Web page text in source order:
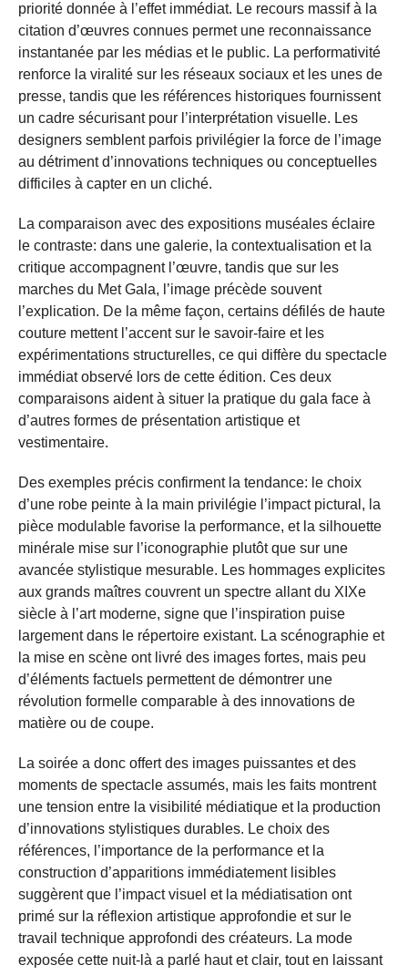
priorité donnée à l’effet immédiat. Le recours massif à la
citation d’œuvres connues permet une reconnaissance
instantanée par les médias et le public. La performativité
renforce la viralité sur les réseaux sociaux et les unes de
presse, tandis que les références historiques fournissent
un cadre sécurisant pour l’interprétation visuelle. Les
designers semblent parfois privilégier la force de l’image
au détriment d’innovations techniques ou conceptuelles
difficiles à capter en un cliché.
La comparaison avec des expositions muséales éclaire
le contraste: dans une galerie, la contextualisation et la
critique accompagnent l’œuvre, tandis que sur les
marches du Met Gala, l’image précède souvent
l’explication. De la même façon, certains défilés de haute
couture mettent l’accent sur le savoir-faire et les
expérimentations structurelles, ce qui diffère du spectacle
immédiat observé lors de cette édition. Ces deux
comparaisons aident à situer la pratique du gala face à
d’autres formes de présentation artistique et
vestimentaire.
Des exemples précis confirment la tendance: le choix
d’une robe peinte à la main privilégie l’impact pictural, la
pièce modulable favorise la performance, et la silhouette
minérale mise sur l’iconographie plutôt que sur une
avancée stylistique mesurable. Les hommages explicites
aux grands maîtres couvrent un spectre allant du XIXe
siècle à l’art moderne, signe que l’inspiration puise
largement dans le répertoire existant. La scénographie et
la mise en scène ont livré des images fortes, mais peu
d’éléments factuels permettent de démontrer une
révolution formelle comparable à des innovations de
matière ou de coupe.
La soirée a donc offert des images puissantes et des
moments de spectacle assumés, mais les faits montrent
une tension entre la visibilité médiatique et la production
d’innovations stylistiques durables. Le choix des
références, l’importance de la performance et la
construction d’apparitions immédiatement lisibles
suggèrent que l’impact visuel et la médiatisation ont
primé sur la réflexion artistique approfondie et sur le
travail technique approfondi des créateurs. La mode
exposée cette nuit-là a parlé haut et clair, tout en laissant